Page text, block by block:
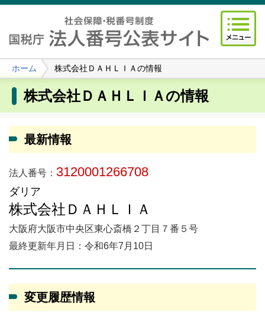
ホーム 株式会社ＤＡＨＬＩＡの情報
株式会社ＤＡＨＬＩＡの情報
最新情報
法人番号： 3120001266708
ダリア
株式会社ＤＡＨＬＩＡ
大阪府大阪市中央区東心斎橋２丁目７番５号
最終更新年月日：令和6年7月10日
変更履歴情報